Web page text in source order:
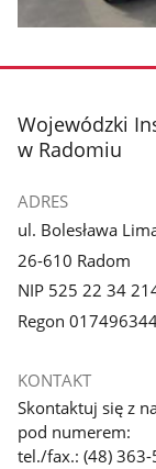
zdjęcie
galerii.
stopka
Wojewódzki
w Radomiu
ADRES
ul. Bolesława
26-610 Radom
NIP 525 22 34
Regon
KONTAKT
Skontaktuj się z
pod numerem:
tel./fax.: (48)